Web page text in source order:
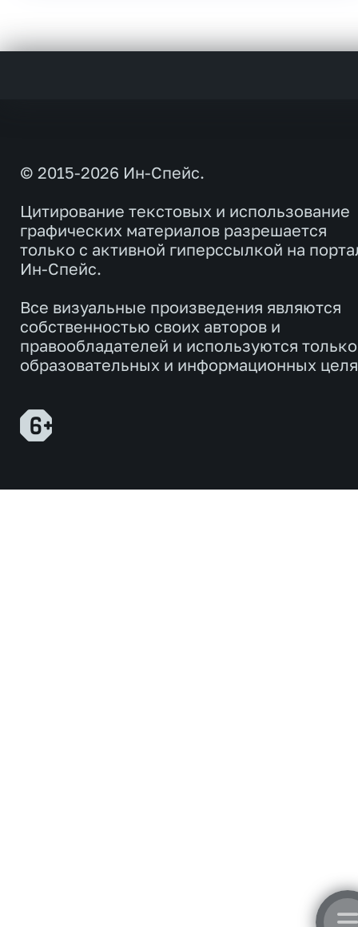
© 2015-2026 Ин-Спейс.
Цитирование текстовых и использование
графических материалов разрешается
только с активной гиперссылкой на
Ин-Спейс.
Все визуальные произведения являются
собственностью своих авторов и
правообладателей и используются
образовательных и информационных